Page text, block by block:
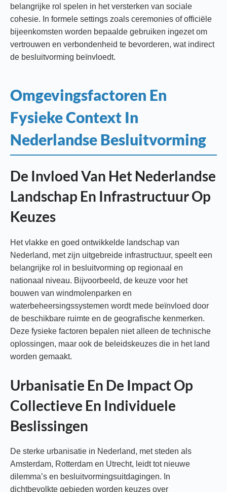
belangrijke rol spelen in het versterken van sociale
cohesie. In formele settings zoals ceremonies of officiële
bijeenkomsten worden bepaalde gebruiken ingezet om
vertrouwen en verbondenheid te bevorderen, wat indirect
de besluitvorming beïnvloedt.
Omgevingsfactoren En
Fysieke Context In
Nederlandse Besluitvorming
De Invloed Van Het Nederlandse
Landschap En Infrastructuur Op
Keuzes
Het vlakke en goed ontwikkelde landschap van
Nederland, met zijn uitgebreide infrastructuur, speelt een
belangrijke rol in besluitvorming op regionaal en
nationaal niveau. Bijvoorbeeld, de keuze voor het
bouwen van windmolenparken en
waterbeheersingssystemen wordt mede beïnvloed door
de beschikbare ruimte en de geografische kenmerken.
Deze fysieke factoren bepalen niet alleen de technische
oplossingen, maar ook de beleidskeuzes die in het land
worden gemaakt.
Urbanisatie En De Impact Op
Collectieve En Individuele
Beslissingen
De sterke urbanisatie in Nederland, met steden als
Amsterdam, Rotterdam en Utrecht, leidt tot nieuwe
dilemma’s en besluitvormingsuitdagingen. In
dichtbevolkte gebieden worden keuzes over